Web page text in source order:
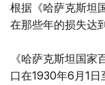
根据《哈萨克斯坦
在那些年的损失达
《哈萨克斯坦国
口在1930年6月1